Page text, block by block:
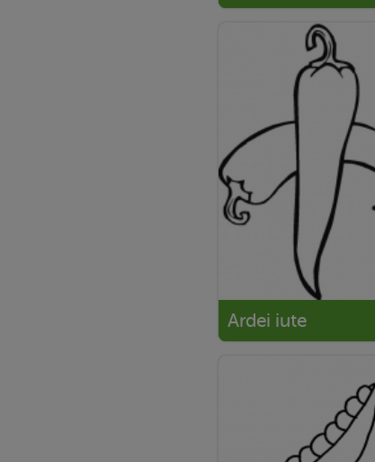
Ardei iute